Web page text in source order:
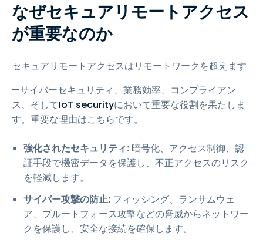
なぜセキュアリモートアクセス
が重要なのか
セキュアリモートアクセスはリモートワークを超えます
—サイバーセキュリティ、業務効率、コンプライアン
ス、そしてIoT securityにおいて重要な役割を果たしま
す。重要な理由はこちらです。
強化されたセキュリティ: 暗号化、アクセス制御、認
証手段で機密データを保護し、不正アクセスのリスク
を軽減します。
サイバー攻撃の防止: フィッシング、ランサムウェ
ア、ブルートフォース攻撃などの脅威からネットワー
クを保護し、安全な接続を確保します。